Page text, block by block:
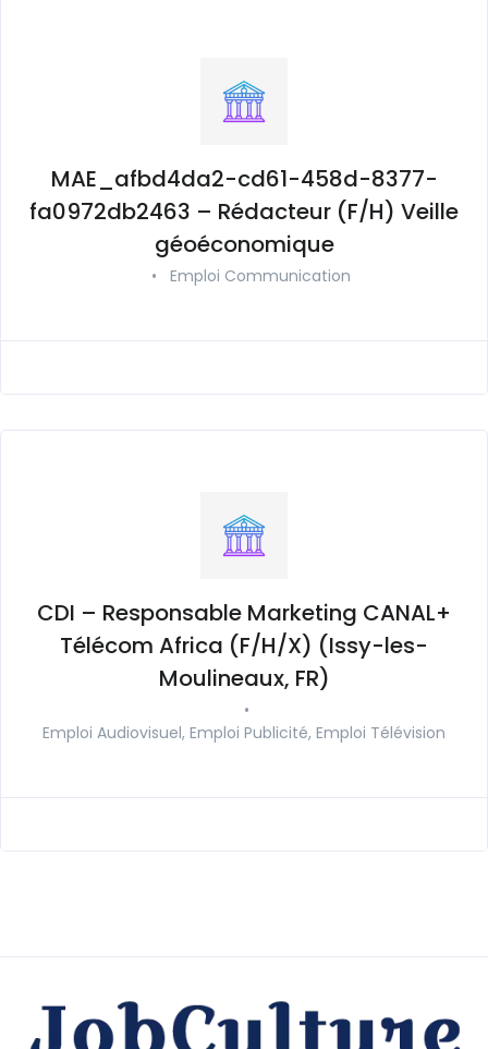
MAE_afbd4da2-cd61-458d-8377-
fa0972db2463 – Rédacteur (F/H) Veille
géoéconomique
• Emploi Communication
CDI – Responsable Marketing CANAL+
Télécom Africa (F/H/X) (Issy-les-
Moulineaux, FR)
•
Emploi Audiovisuel, Emploi Publicité, Emploi Télévision